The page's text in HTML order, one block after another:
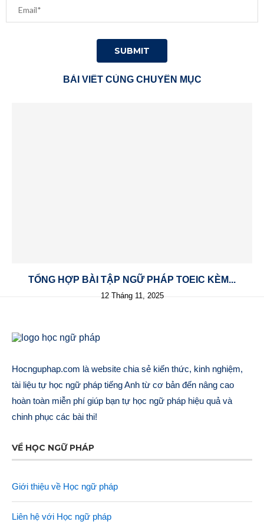
BÀI VIẾT CÙNG CHUYÊN MỤC
TỔNG HỢP BÀI TẬP NGỮ PHÁP TOEIC KÈM...
12 Tháng 11, 2025
Hocnguphap.com là website chia sẻ kiến thức, kinh nghiệm,
tài liệu tự học ngữ pháp tiếng Anh từ cơ bản đến nâng cao
hoàn toàn miễn phí giúp bạn tự học ngữ pháp hiệu quả và
chinh phục các bài thi!
VỀ HỌC NGỮ PHÁP
Giới thiệu về Học ngữ pháp
Liên hệ với Học ngữ pháp